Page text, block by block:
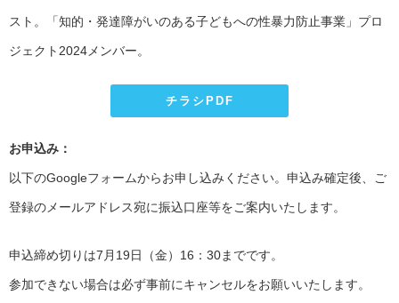
スト。「知的・発達障がいのある子どもへの性暴力防止事業」プロ
ジェクト2024メンバー。
チラシPDF
お申込み：
以下のGoogleフォームからお申し込みください。申込み確定後、ご
登録のメールアドレス宛に振込口座等をご案内いたします。
申込締め切りは7月19日（金）16：30までです。
参加できない場合は必ず事前にキャンセルをお願いいたします。